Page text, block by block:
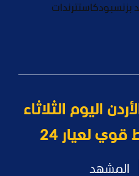
بزنسبودكاستترندات
اليوم الثلاثاء
المشهد